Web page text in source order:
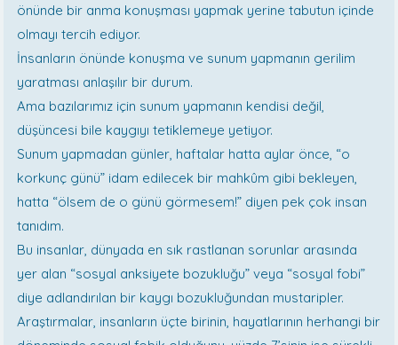
önünde bir anma konuşması yapmak yerine tabutun içinde
olmayı tercih ediyor.
İnsanların önünde konuşma ve sunum yapmanın gerilim
yaratması anlaşılır bir durum.
Ama bazılarımız için sunum yapmanın kendisi değil,
düşüncesi bile kaygıyı tetiklemeye yetiyor.
Sunum yapmadan günler, haftalar hatta aylar önce, “o
korkunç günü” idam edilecek bir mahkûm gibi bekleyen,
hatta “ölsem de o günü görmesem!” diyen pek çok insan
tanıdım.
Bu insanlar, dünyada en sık rastlanan sorunlar arasında
yer alan “sosyal anksiyete bozukluğu” veya “sosyal fobi”
diye adlandırılan bir kaygı bozukluğundan mustaripler.
Araştırmalar, insanların üçte birinin, hayatlarının herhangi bir